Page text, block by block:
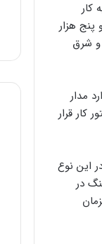
مستقیم به کار
500 نفر به طور مستقیم و پنج هزار
و شرق
شرکت برق حرارتی با اشاره به اینکه نیروگاه زغال‌سوز طبس سال 1403 وارد مدار
با دو واحد 325 مگاواتی در دستور کار قرار
این نوع
در